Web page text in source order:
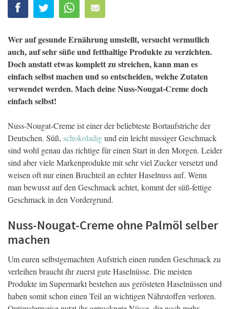
Wer auf gesunde Ernährung umstellt, versucht vermutlich
auch, auf sehr süße und fetthaltige Produkte zu verzichten.
Doch anstatt etwas komplett zu streichen, kann man es
einfach selbst machen und so entscheiden, welche Zutaten
verwendet werden. Mach deine Nuss-Nougat-Creme doch
einfach selbst!
Nuss-Nougat-Creme ist einer der beliebteste Bortaufstriche der
Deutschen. Süß, schokoladigund ein leicht nussiger Geschmack
sind wohl genau das richtige für einen Start in den Morgen. Leider
sind aber viele Markenprodukte mit sehr viel Zucker versetzt und
weisen oft nur einen Bruchteil an echter Haselnuss auf. Wenn
man bewusst auf den Geschmack achtet, kommt der süß-fettige
Geschmack in den Vordergrund.
Nuss-Nougat-Creme ohne Palmöl selber
machen
Um euren selbstgemachten Aufstrich einen runden Geschmack zu
verleihen braucht ihr zuerst gute Haselnüsse. Die meisten
Produkte im Supermarkt bestehen aus gerösteten Haselnüssen und
haben somit schon einen Teil an wichtigen Nährstoffen verloren.